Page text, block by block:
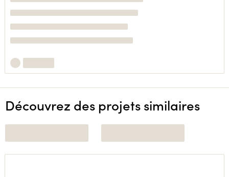
Découvrez des projets similaires